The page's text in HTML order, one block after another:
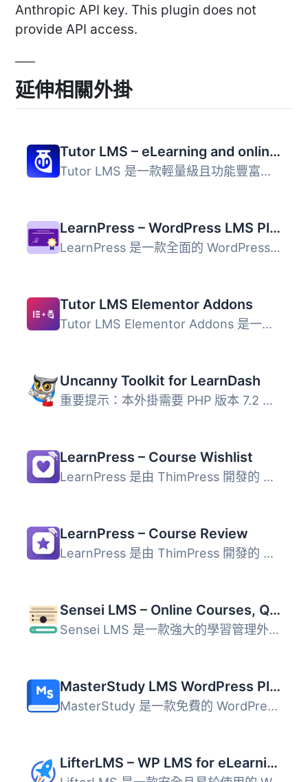
Anthropic API key. This plugin does not
provide API access.
延伸相關外掛
Tutor LMS – eLearning and online course solution
Tutor LMS 是一款輕量級且功能豐富的 WordPress LMS 外掛，旨...
LearnPress – WordPress LMS Plugin for Create and Sell Online Courses
LearnPress 是一款全面的 WordPress LMS 外掛，讓使用者能夠...
Tutor LMS Elementor Addons
Tutor LMS Elementor Addons 是一款與 Tutor LMS 和 Elemento...
Uncanny Toolkit for LearnDash
重要提示：本外掛需要 PHP 版本 7.2 或以上和 LearnDash 版本...
LearnPress – Course Wishlist
LearnPress 是由 ThimPress 開發的 WordPress LMS（學習管理...
LearnPress – Course Review
LearnPress 是由 ThimPress 開發的 WordPress LMS 外掛。 Lea...
Sensei LMS – Online Courses, Quizzes, & Learning
Sensei LMS 是一款強大的學習管理外掛，讓使用者能夠輕鬆創建...
MasterStudy LMS WordPress Plugin – for Online Courses and Education
MasterStudy 是一款免費的 WordPress LMS 外掛，專為線上學習...
LifterLMS – WP LMS for eLearning, Online Courses, & Quizzes